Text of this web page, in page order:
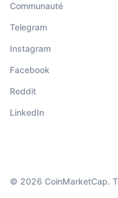
Communauté
Telegram
Instagram
Facebook
Reddit
LinkedIn
© 2026 CoinMarketCap.